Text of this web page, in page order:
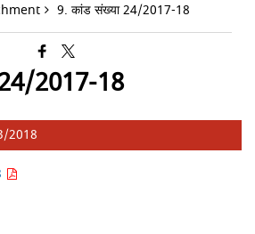
9. कांड संख्या 24/2017-18
2017-18
2018